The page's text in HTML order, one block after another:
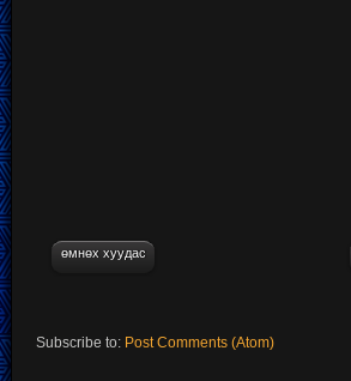
өмнөх хуудас
Subscribe to: Post Comments (Atom)